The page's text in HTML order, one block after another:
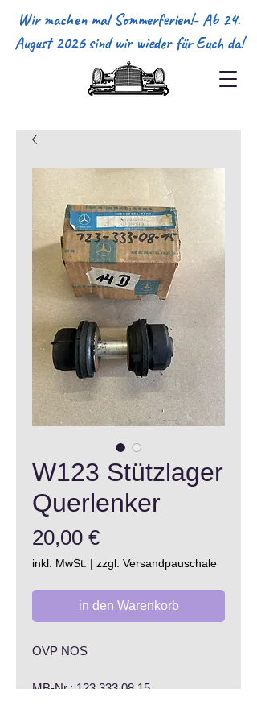
Wir machen mal Sommerferien!- Ab 24.
August 2026 sind wir wieder für Euch da!
W123 Stützlager
Querlenker
20,00 €Preis
inkl. MwSt. | zzgl. Versandpauschale
in den Warenkorb
OVP NOS
MB-Nr.: 123 333 08 15